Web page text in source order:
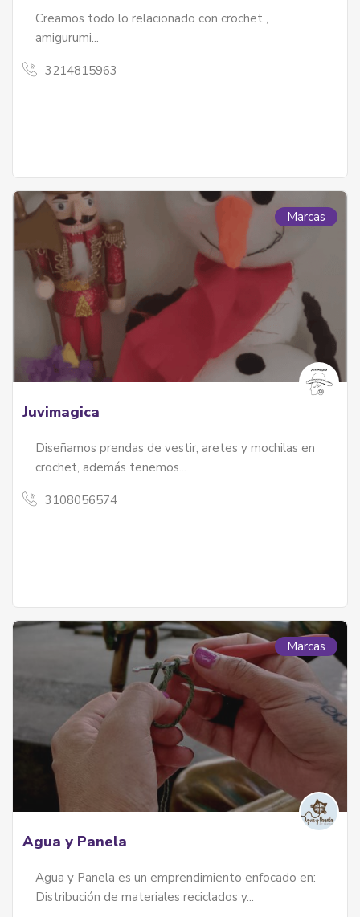
Creamos todo lo relacionado con crochet ,
amigurumi...
3214815963
Marcas
Juvimagica
Diseñamos prendas de vestir, aretes y mochilas en
crochet, además tenemos...
3108056574
Marcas
Agua y Panela
Agua y Panela es un emprendimiento enfocado en:
Distribución de materiales reciclados y...